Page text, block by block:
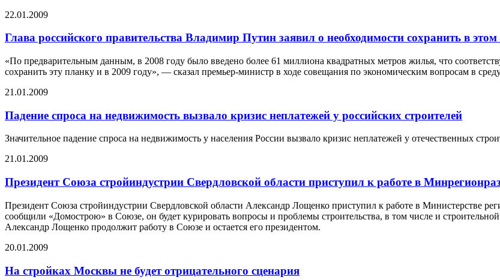
22.01.2009
Глава российского правительства Владимир Путин заявил о необходимости сохранить в
«По предварительным данным, в 2008 году было введено более 61 миллиона квадратных метров жилья, что
сохранить эту планку и в 2009 году», — сказал премьер-министр в ходе совещания по экономическим вопросам в
21.01.2009
Падение спроса на недвижимость вызвало кризис неплатежей у российских строителей
Значительное падение спроса на недвижимость у населения России вызвало кризис неплатежей у отечественных
21.01.2009
Президент Союза стройиндустрии Свердловской области приступил к работе в
Президент Союза стройиндустрии Свердловской области Александр Лощенко приступил к работе в Министерстве
сообщили «Домострою» в Союзе, он будет курировать вопросы и проблемы строительства, в том числе и
Александр Лощенко продолжит работу в Союзе и остается его президентом.
20.01.2009
На стройках Москвы не будет отрицательного сценария